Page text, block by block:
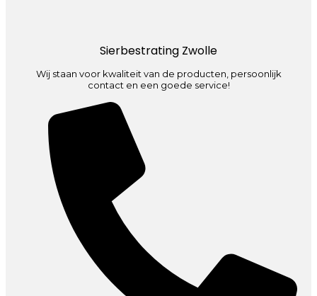
Sierbestrating Zwolle
Wij staan voor kwaliteit van de producten, persoonlijk
contact en een goede service!